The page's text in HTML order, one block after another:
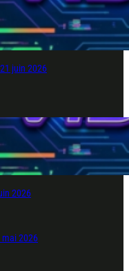
juin 2026
2026
mai 2026